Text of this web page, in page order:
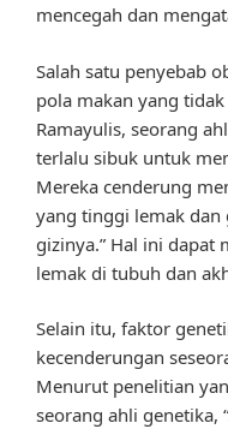
mencegah dan
Salah satu penyebab
pola makan yang
Ramayulis, seorang
terlalu sibuk untuk
Mereka cenderung
yang tinggi lemak
gizinya.” Hal ini dapat
lemak di tubuh dan
Selain itu, faktor
kecenderungan
Menurut penelitian
seorang ahli genetika,